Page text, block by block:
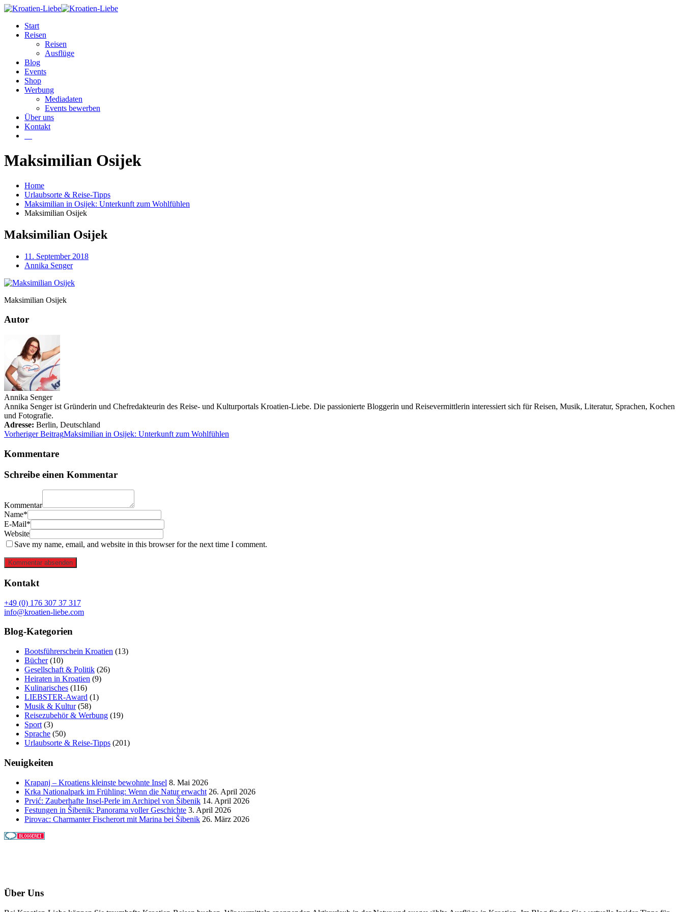
Start
Reisen
Reisen
Ausflüge
Blog
Events
Shop
Werbung
Mediadaten
Events bewerben
Über uns
Kontakt
Maksimilian Osijek
Home
Urlaubsorte & Reise-Tipps
Maksimilian in Osijek: Unterkunft zum Wohlfühlen
Maksimilian Osijek
Maksimilian Osijek
11. September 2018
Annika Senger
Maksimilian Osijek
Autor
Annika Senger
Annika Senger ist Gründerin und Chefredakteurin des Reise- und Kulturportals Kroatien-Liebe. Die passionierte Bloggerin und Reisevermittlerin interessiert sich für Reisen, Musik, Literatur, Sprachen, Kochen
und Fotografie.
Adresse: Berlin, Deutschland
Vorheriger BeitragMaksimilian in Osijek: Unterkunft zum Wohlfühlen
Kommentare
Schreibe einen Kommentar
Kommentar
Name*
E-Mail*
Website
Save my name, email, and website in this browser for the next time I comment.
Kommentar absenden
Kontakt
+49 (0) 176 307 37 317
info@kroatien-liebe.com
Blog-Kategorien
Bootsführerschein Kroatien (13)
Bücher(10)
Gesellschaft & Politik (26)
Heiraten in Kroatien (9)
Kulinarisches (116)
LIEBSTER-Award (1)
Musik & Kultur(58)
Reisezubehör & Werbung (19)
Sport (3)
Sprache (50)
Urlaubsorte & Reise-Tipps (201)
Neuigkeiten
Krapanj – Kroatiens kleinste bewohnte Insel 8. Mai 2026
Krka Nationalpark im Frühling: Wenn die Natur erwacht 26. April 2026
Prvić: Zauberhafte Insel-Perle im Archipel von Šibenik 14. April 2026
Festungen in Šibenik: Panorama voller Geschichte 3. April 2026
Pirovac: Charmanter Fischerort mit Marina bei Šibenik 26. März 2026
Über Uns